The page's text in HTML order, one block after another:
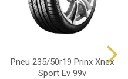
Pneu 235/50r19 Prinx Xnex
Sport Ev 99v